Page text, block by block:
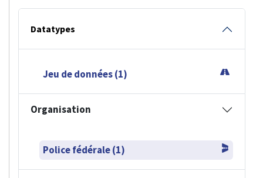
Datatypes
Jeu de données (1)
Organisation
Police fédérale (1)